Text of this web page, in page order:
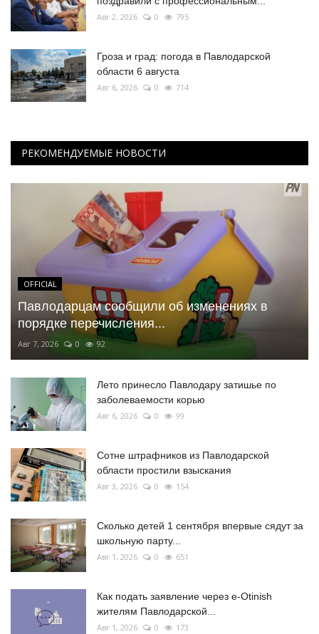
Авг 2, 2026 0 795
Гроза и град: погода в Павлодарской
области 6 августа
Авг 6, 2026 0 714
РЕКОМЕНДУЕМЫЕ НОВОСТИ
OFFICIAL
Павлодарцам сообщили об изменениях в
порядке перечисления...
Авг 7, 2026 0 92
Лето принесло Павлодару затишье по
заболеваемости корью
Авг 6, 2026 0 99
Сотне штрафников из Павлодарской
области простили взыскания
Авг 3, 2026 0 154
Сколько детей 1 сентября впервые сядут за
школьную парту...
Авг 1, 2026 0 651
Как подать заявление через e-Otinish
жителям Павлодарской...
Авг 1, 2026 0 173